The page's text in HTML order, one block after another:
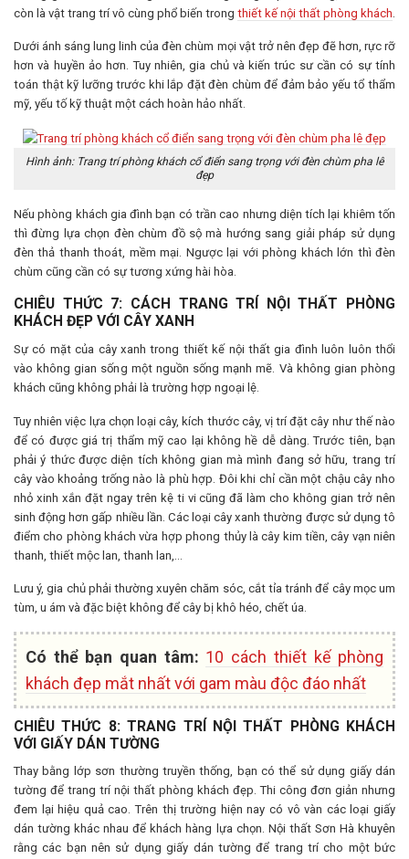
còn là vật trang trí vô cùng phổ biến trong thiết kế nội thất phòng khách
Dưới ánh sáng lung linh của đèn chùm mọi vật trở nên đẹp đẽ hơn, rực rỡ
hơn và huyền ảo hơn. Tuy nhiên, gia chủ và kiến trúc sư cần có sự tính
toán thật kỹ lưỡng trước khi lắp đặt đèn chùm để đảm bảo yếu tổ thẩm
mỹ, yếu tố kỹ thuật một cách hoàn hảo nhất.
Hình ảnh: Trang trí phòng khách cổ điển sang trọng với đèn chùm pha lê
đẹp
Nếu phòng khách gia đình bạn có trần cao nhưng diện tích lại khiêm tốn
thì đừng lựa chọn đèn chùm đồ sộ mà hướng sang giải pháp sử dụng
đèn thả thanh thoát, mềm mại. Ngược lại với phòng khách lớn thì đèn
chùm cũng cần có sự tương xứng hài hòa.
CHIÊU THỨC 7: CÁCH TRANG TRÍ NỘI THẤT PHÒNG
KHÁCH ĐẸP VỚI CÂY XANH
Sự có mặt của cây xanh trong thiết kế nội thất gia đình luôn luôn thổi
vào không gian sống một nguồn sống mạnh mẽ. Và không gian phòng
khách cũng không phải là trường hợp ngoại lệ.
Tuy nhiên việc lựa chọn loại cây, kích thước cây, vị trí đặt cây như thế nào
để có được giá trị thẩm mỹ cao lại không hề dễ dàng. Trước tiên, bạn
phải ý thức được diện tích không gian mà mình đang sở hữu, trang trí
cây vào khoảng trống nào là phù hợp. Đôi khi chỉ cần một chậu cây nho
nhỏ xinh xắn đặt ngay trên kệ ti vi cũng đã làm cho không gian trở nên
sinh động hơn gấp nhiều lần. Các loại cây xanh thường được sử dụng tô
điểm cho phòng khách vừa hợp phong thủy là cây kim tiền, cây vạn niên
thanh, thiết mộc lan, thanh lan,…
Lưu ý, gia chủ phải thường xuyên chăm sóc, cắt tỉa tránh để cây mọc um
tùm, u ám và đặc biệt không để cây bị khô héo, chết úa.
Có thể bạn quan tâm: 10 cách thiết kế phòng
khách đẹp mắt nhất với gam màu độc đáo nhất
CHIÊU THỨC 8: TRANG TRÍ NỘI THẤT PHÒNG KHÁCH
VỚI GIẤY DÁN TƯỜNG
Thay bằng lớp sơn thường truyền thống, bạn có thể sử dụng giấy dán
tường để trang trí nội thất phòng khách đẹp. Thi công đơn giản nhưng
đem lại hiệu quả cao. Trên thị trường hiện nay có vô vàn các loại giấy
dán tường khác nhau để khách hàng lựa chọn. Nội thất Sơn Hà khuyên
rằng các bạn nên sử dụng giấy dán tường để trang trí cho một bức